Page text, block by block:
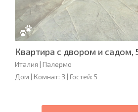
Квартира с двором и садом,
Италия | Палермо
Дом | Комнат: 3 | Гостей: 5